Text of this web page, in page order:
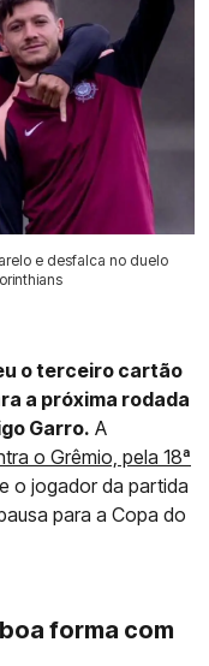
e desfalca no duelo
o terceiro cartão
a próxima rodada
Garro. A
o Grêmio, pela 18ª
o jogador da partida
para a Copa do
forma com